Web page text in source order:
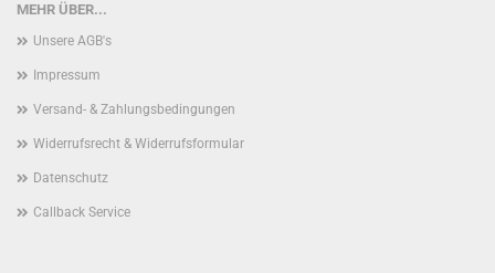
MEHR ÜBER...
Unsere AGB's
Impressum
Versand- & Zahlungsbedingungen
Widerrufsrecht & Widerrufsformular
Datenschutz
Callback Service